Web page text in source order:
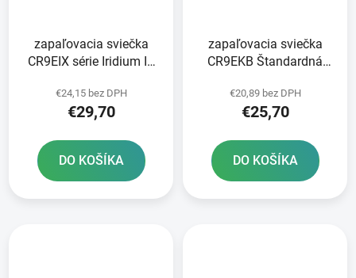
zapaľovacia sviečka
CR9EIX série Iridium IX
€24,15 bez DPH
€29,70
DO KOŠÍKA
zapaľovacia sviečka
CR9EKB Štandardná
€20,89 bez DPH
€25,70
DO KOŠÍKA